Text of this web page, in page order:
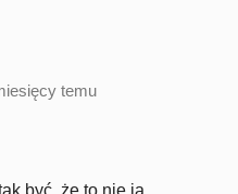
temu
być, że to nie ja .